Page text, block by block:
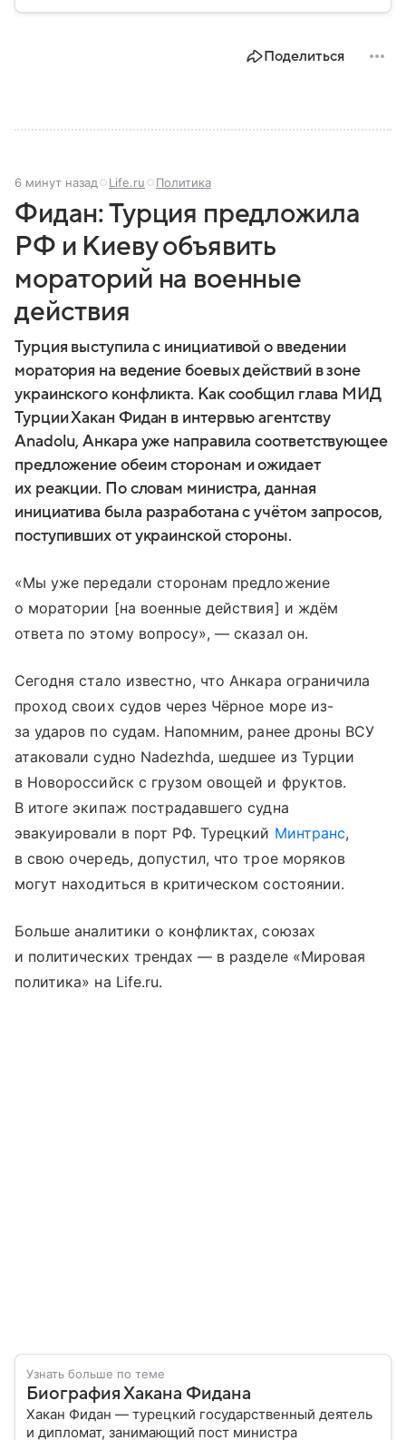
Поделиться
6 минут назад Life.ru Политика
Фидан: Турция предложила
РФ и Киеву объявить
мораторий на военные
действия
Турция выступила с инициативой о введении
моратория на ведение боевых действий в зоне
украинского конфликта. Как сообщил глава МИД
Турции Хакан Фидан в интервью агентству
Anadolu, Анкара уже направила соответствующее
предложение обеим сторонам и ожидает
их реакции. По словам министра, данная
инициатива была разработана с учётом запросов,
поступивших от украинской стороны.
«Мы уже передали сторонам предложение
о моратории [на военные действия] и ждём
ответа по этому вопросу», — сказал он.
Сегодня стало известно, что Анкара ограничила
проход своих судов через Чёрное море из-
за ударов по судам. Напомним, ранее дроны ВСУ
атаковали судно Nadezhda, шедшее из Турции
в Новороссийск с грузом овощей и фруктов.
В итоге экипаж пострадавшего судна
эвакуировали в порт РФ. Турецкий Минтранс,
в свою очередь, допустил, что трое моряков
могут находиться в критическом состоянии.
Больше аналитики о конфликтах, союзах
и политических трендах — в разделе «Мировая
политика» на Life.ru.
Узнать больше по теме
Биография Хакана Фидана
Хакан Фидан — турецкий государственный деятель
и дипломат, занимающий пост министра